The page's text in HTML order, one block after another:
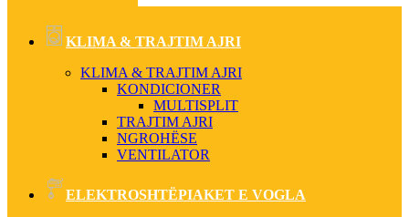
KLIMA & TRAJTIM AJRI
KLIMA & TRAJTIM AJRI
KONDICIONER
MULTISPLIT
TRAJTIM AJRI
NGROHËSE
VENTILATOR
ELEKTROSHTËPIAKET E VOGLA